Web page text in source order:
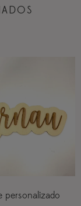
personalizado